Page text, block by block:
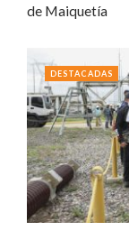
de Maiquetía
DESTACADAS